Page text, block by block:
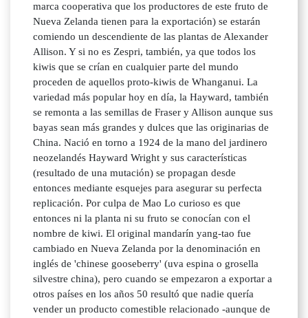
marca cooperativa que los productores de este fruto de
Nueva Zelanda tienen para la exportación) se estarán
comiendo un descendiente de las plantas de Alexander
Allison. Y si no es Zespri, también, ya que todos los
kiwis que se crían en cualquier parte del mundo
proceden de aquellos proto-kiwis de Whanganui. La
variedad más popular hoy en día, la Hayward, también
se remonta a las semillas de Fraser y Allison aunque sus
bayas sean más grandes y dulces que las originarias de
China. Nació en torno a 1924 de la mano del jardinero
neozelandés Hayward Wright y sus características
(resultado de una mutación) se propagan desde
entonces mediante esquejes para asegurar su perfecta
replicación. Por culpa de Mao Lo curioso es que
entonces ni la planta ni su fruto se conocían con el
nombre de kiwi. El original mandarín yang-tao fue
cambiado en Nueva Zelanda por la denominación en
inglés de 'chinese gooseberry' (uva espina o grosella
silvestre china), pero cuando se empezaron a exportar a
otros países en los años 50 resultó que nadie quería
vender un producto comestible relacionado -aunque de